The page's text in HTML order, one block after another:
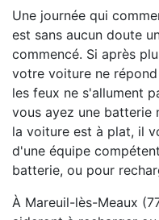
Une journée qui
est sans aucun doute
commencé. Si après
votre voiture ne
les feux ne s'allument
vous ayez une batterie
la voiture est à plat, il
d'une équipe
batterie, ou pour
À Mareuil-lès-Meaux